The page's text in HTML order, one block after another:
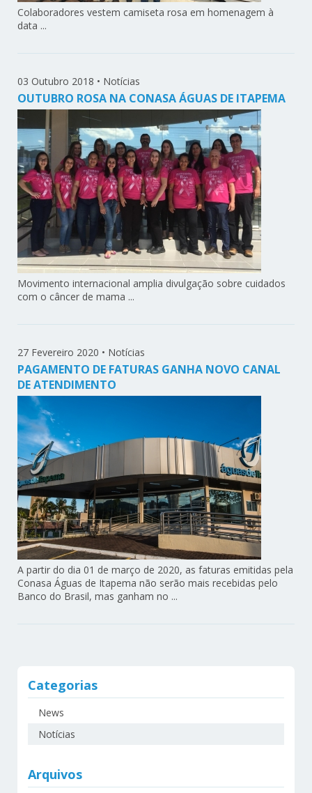
Colaboradores vestem camiseta rosa em homenagem à
data ...
03 Outubro 2018 • Notícias
OUTUBRO ROSA NA CONASA ÁGUAS DE ITAPEMA
Movimento internacional amplia divulgação sobre cuidados
com o câncer de mama ...
27 Fevereiro 2020 • Notícias
PAGAMENTO DE FATURAS GANHA NOVO CANAL
DE ATENDIMENTO
A partir do dia 01 de março de 2020, as faturas emitidas pela
Conasa Águas de Itapema não serão mais recebidas pelo
Banco do Brasil, mas ganham no ...
Categorias
News
Notícias
Arquivos